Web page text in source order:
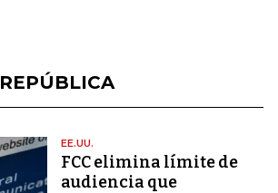
EE.UU.
FCC elimina límite de
audiencia que